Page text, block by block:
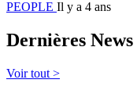
PEOPLE Il y a 4 ans
Dernières
Voir tout >